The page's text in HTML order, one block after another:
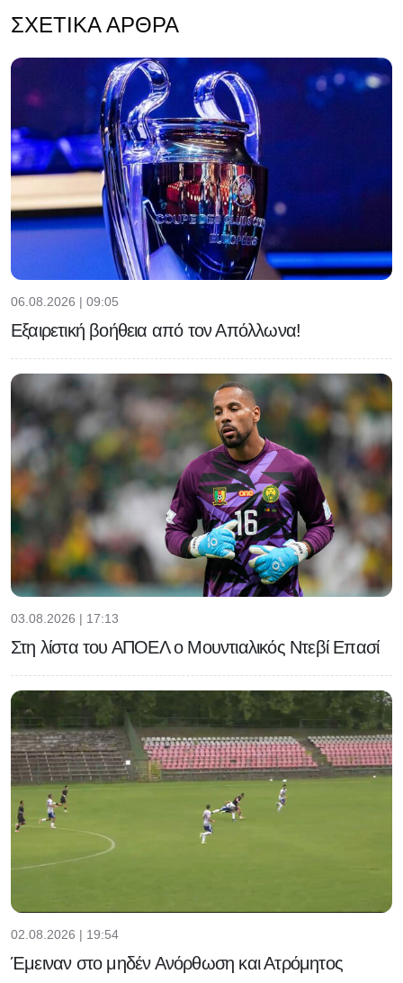
ΣΧΕΤΙΚΆ ΆΡΘΡΑ
06.08.2026 | 09:05
Εξαιρετική βοήθεια από τον Απόλλωνα!
03.08.2026 | 17:13
Στη λίστα του ΑΠΟΕΛ ο Μουντιαλικός Ντεβί Επασί
02.08.2026 | 19:54
Έμειναν στο μηδέν Ανόρθωση και Ατρόμητος